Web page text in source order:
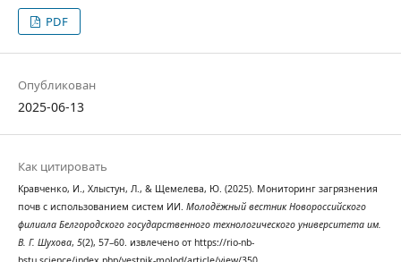
PDF
Опубликован
2025-06-13
Как цитировать
Кравченко, И., Хлыстун, Л., & Щемелева, Ю. (2025). Мониторинг загрязнения
почв с использованием систем ИИ. Молодёжный вестник Новороссийского
филиала Белгородского государственного технологического университета им.
В. Г. Шухова, 5(2), 57–60. извлечено от https://rio-nb-